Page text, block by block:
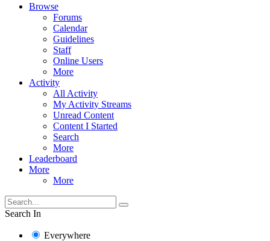
Browse
Forums
Calendar
Guidelines
Staff
Online Users
More
Activity
All Activity
My Activity Streams
Unread Content
Content I Started
Search
More
Leaderboard
More
More
Search In
Everywhere